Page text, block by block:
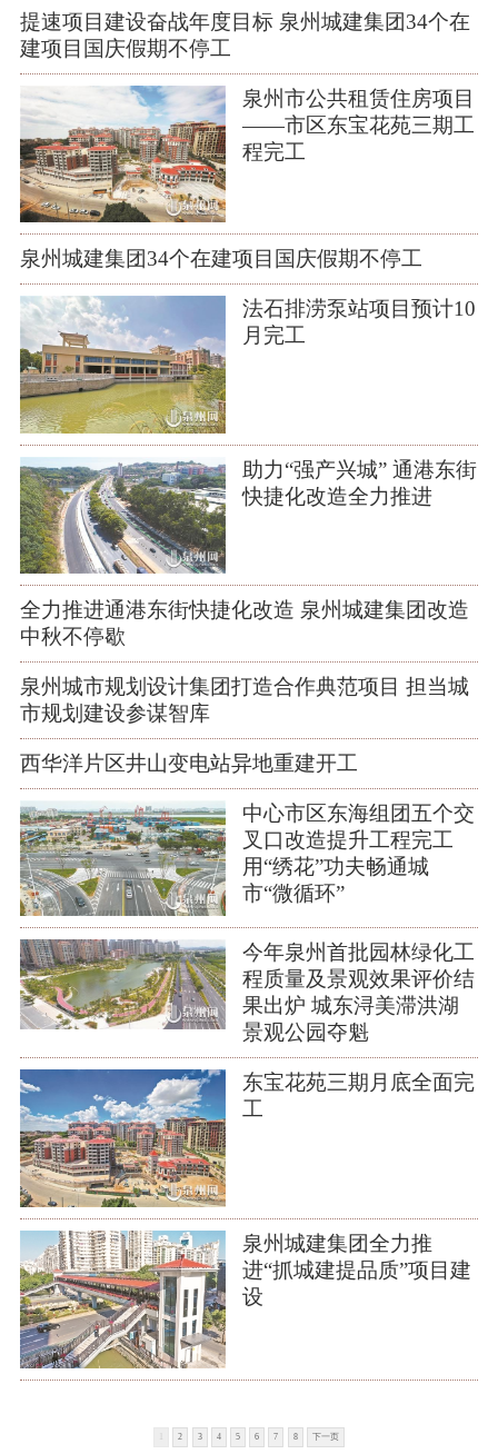
提速项目建设奋战年度目标 泉州城建集团34个在
建项目国庆假期不停工
泉州市公共租赁住房项目
——市区东宝花苑三期工
程完工
泉州城建集团34个在建项目国庆假期不停工
法石排涝泵站项目预计10
月完工
助力“强产兴城” 通港东街
快捷化改造全力推进
全力推进通港东街快捷化改造 泉州城建集团改造
中秋不停歇
泉州城市规划设计集团打造合作典范项目 担当城
市规划建设参谋智库
西华洋片区井山变电站异地重建开工
中心市区东海组团五个交
叉口改造提升工程完工
用“绣花”功夫畅通城
市“微循环”
今年泉州首批园林绿化工
程质量及景观效果评价结
果出炉 城东浔美滞洪湖
景观公园夺魁
东宝花苑三期月底全面完
工
泉州城建集团全力推
进“抓城建提品质”项目建
设
2 3 4 5 6 7 8 下一页